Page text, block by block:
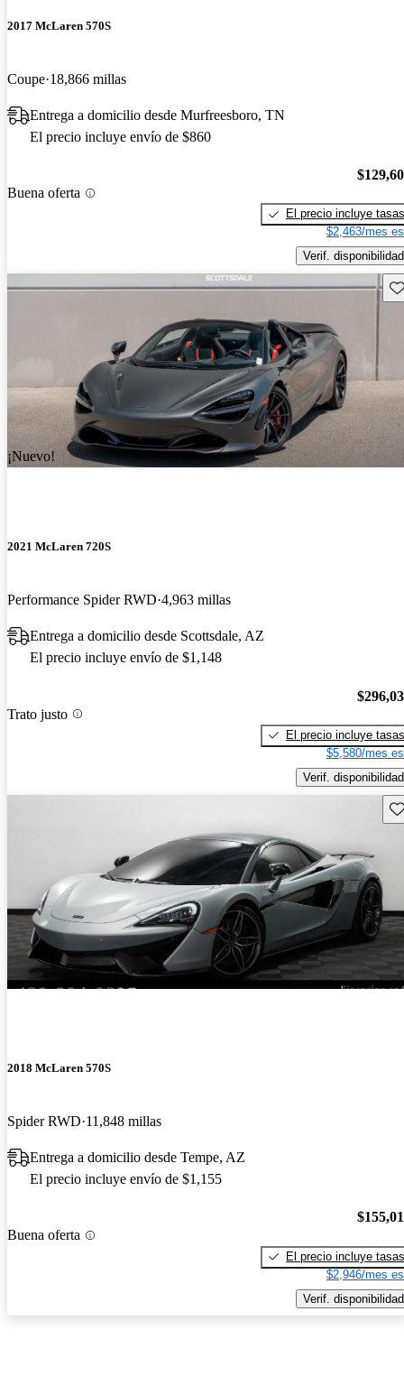
2017 McLaren 570S
Coupe 18,866 millas
Entrega a domicilio desde Murfreesboro, TN
El precio incluye envío de $860
Buena oferta
El precio incluye tasas
$2,463/mes
Verif. disponibilidad
¡Nuevo!
2021 McLaren 720S
Performance Spider RWD 4,963 millas
Entrega a domicilio desde Scottsdale, AZ
El precio incluye envío de $1,148
Trato justo
El precio incluye tasas
$5,580/mes
Verif. disponibilidad
2018 McLaren 570S
Spider RWD 11,848 millas
Entrega a domicilio desde Tempe, AZ
El precio incluye envío de $1,155
Buena oferta
El precio incluye tasas
$2,946/mes
Verif. disponibilidad